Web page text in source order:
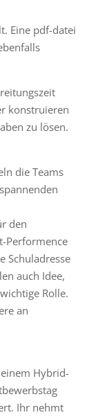
Eine pdf-datei
konstruieren
zu lösen.
die Teams
den
Performence
Schuladresse
auch Idee,
Rolle.
an
Hybrid-
Ihr nehmt